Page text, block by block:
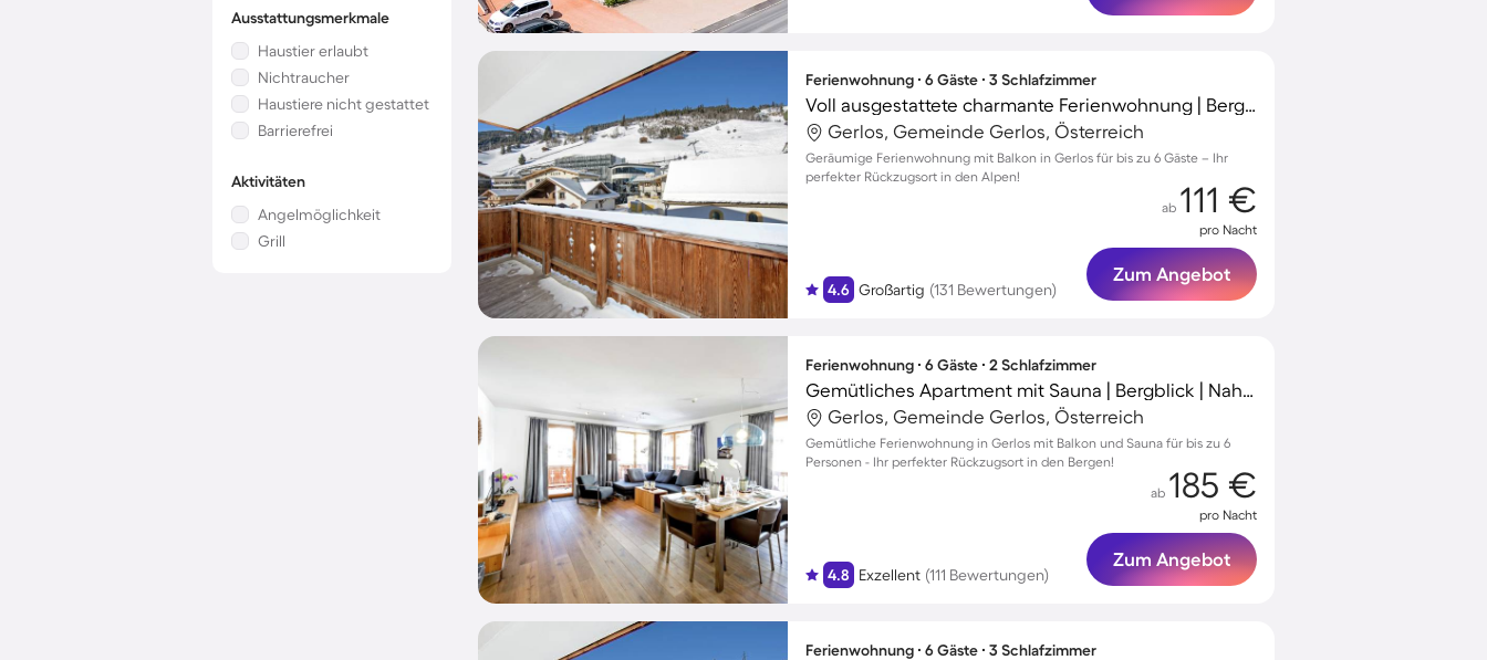
Ausstattungsmerkmale
Haustier erlaubt
Nichtraucher
Haustiere nicht gestattet
Barrierefrei
Aktivitäten
Angelmöglichkeit
Grill
Ferienwohnung ∙ 6 Gäste ∙ 3 Schlafzimmer
Voll ausgestattete charmante Ferienwohnung | Bergblick | Skifahren in der Nähe
Gerlos, Gemeinde Gerlos, Österreich
Geräumige Ferienwohnung mit Balkon in Gerlos für bis zu 6 Gäste – Ihr
perfekter Rückzugsort in den Alpen!
4.6 Großartig (131 Bewertungen)
ab 111 €
pro Nacht
Zum Angebot
Ferienwohnung ∙ 6 Gäste ∙ 2 Schlafzimmer
Gemütliches Apartment mit Sauna | Bergblick | Nah am Skifahren
Gerlos, Gemeinde Gerlos, Österreich
Gemütliche Ferienwohnung in Gerlos mit Balkon und Sauna für bis zu 6
Personen - Ihr perfekter Rückzugsort in den Bergen!
4.8 Exzellent (111 Bewertungen)
ab 185 €
pro Nacht
Zum Angebot
Ferienwohnung ∙ 6 Gäste ∙ 3 Schlafzimmer